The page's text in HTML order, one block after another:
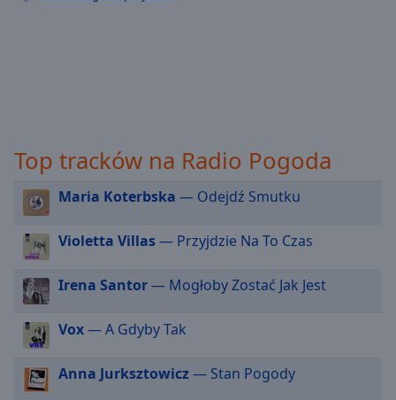
selected
Audio
Track
Picture-
Picture
Fullscreen
This
modal
Top tracków na Radio Pogoda
Maria Koterbska — Odejdź Smutku
Violetta Villas— Przyjdzie Na To Czas
Irena Santor— Mogłoby Zostać Jak Jest
Vox— A Gdyby Tak
Anna Jurksztowicz— Stan Pogody